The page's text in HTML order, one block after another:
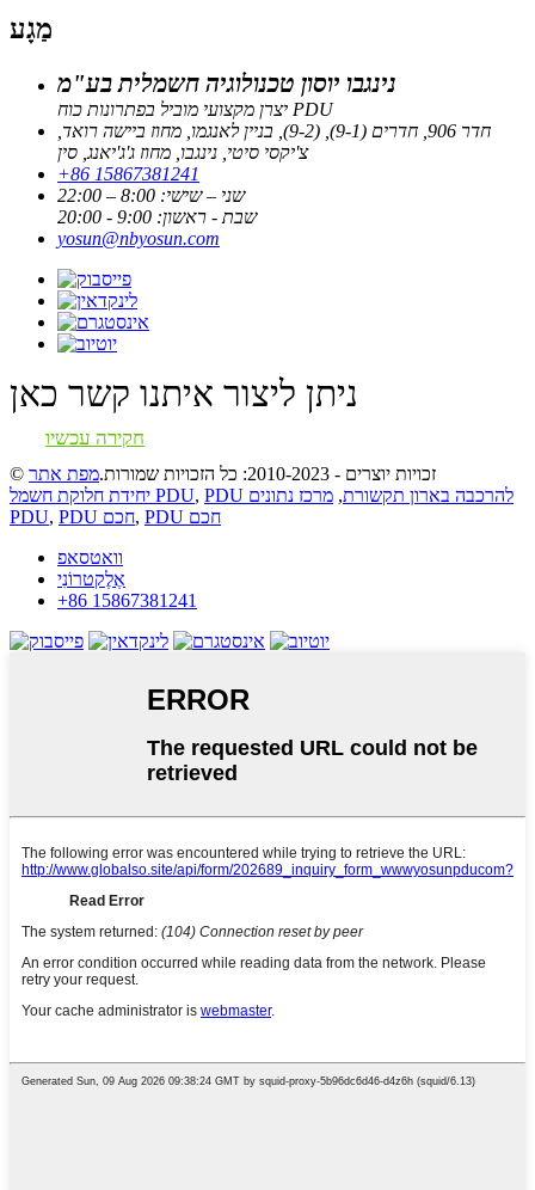
מַגָע
נינגבו יוסון טכנולוגיה חשמלית בע"מ
יצרן מקצועי מוביל בפתרונות כוח PDU
חדר 906, חדרים (9-1), (9-2), בניין לאנגמו, מחוז ביישה רואד,
צ'יקסי סיטי, נינגבו, מחוז ג'ג'יאנג, סין
+86 15867381241
שני – שישי: 8:00 – 22:00
שבת - ראשון: 9:00 - 20:00
yosun@nbyosun.com
ניתן ליצור איתנו קשר כאן
חקירה עכשיו
© זכויות יוצרים - 2010-2023: כל הזכויות שמורות.
מפת אתר
יחידת חלוקת חשמל PDU, PDU להרכבה בארון תקשורת, מרכז נתונים
PDU, PDU חכם,
PDU חכם
וואטסאפ
אֶלֶקטרוֹנִי
+86 15867381241